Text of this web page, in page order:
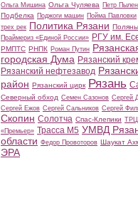
Ольга Мишина Ольга Чуляева Петр
Подбелка Поджоги машин Пойма Павловки
трех рек Политика Рязани Поляны
Праймериз «Единой России» РГУ им.
РМПТС РНПК Роман Путин
городская Дума Рязанский
Рязанский нефтезавод
район Рязанский цирк Рязань
Северный обход Семен Сазонов Сергей
Сергей Ежов Сергей Сальников Сергей
Скопин Солотча Спас-Клепики ТРЦ
«Премьер» Трасса М5 УМВД
области Федор Провоторов Шаукат
ЭРА